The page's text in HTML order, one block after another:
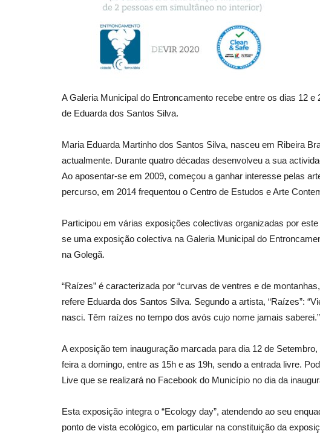
A Galeria Municipal do Entroncamento recebe entre os dias 12
de Eduarda dos Santos Silva.
Maria Eduarda Martinho dos Santos Silva, nasceu em Ribeira
actualmente. Durante quatro décadas desenvolveu a sua
Ao aposentar-se em 2009, começou a ganhar interesse pelas
percurso, em 2014 frequentou o Centro de Estudos e Arte
Participou em várias exposições colectivas organizadas por
se uma exposição colectiva na Galeria Municipal do
na Golegã.
“Raízes” é caracterizada por “curvas de ventres e de
refere Eduarda dos Santos Silva. Segundo a artista, “Raízes”:
nasci. Têm raízes no tempo dos avós cujo nome jamais saberei.”
A exposição tem inauguração marcada para dia 12 de
feira a domingo, entre as 15h e as 19h, sendo a entrada livre.
Live que se realizará no Facebook do Município no dia da
Esta exposição integra o “Ecology day”, atendendo ao seu
ponto de vista ecológico, em particular na constituição da
Liga MEO Surf: 1ª divisão do surf
Revista Descla Jun 20, 2023 2485